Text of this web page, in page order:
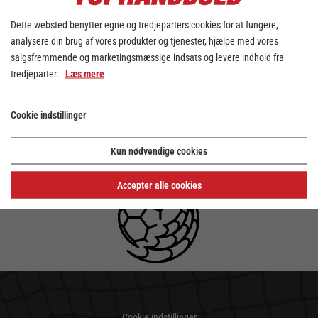
Dette websted benytter egne og tredjeparters cookies for at fungere,
analysere din brug af vores produkter og tjenester, hjælpe med vores
salgsfremmende og marketingsmæssige indsats og levere indhold fra
tredjeparter. Læs mere
Cookie indstillinger
Kun nødvendige cookies
Accepter alle cookies